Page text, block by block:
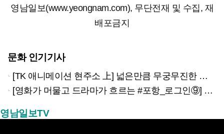
영남일보(www.yeongnam.com), 무단전재 및 수집, 재
배포금지
문화 인기기사
[TK 애니메이션 현주소 上] 넓은만큼 무궁무진한 이야기…경북은 ‘스토리 IP’의 원천
[영화가 머물고 드라마가 흐르는 #포항_로그인⑨] 하루 끝의 조용한 여운을 느끼고 싶을 때 ‘월포역’
영남일보TV